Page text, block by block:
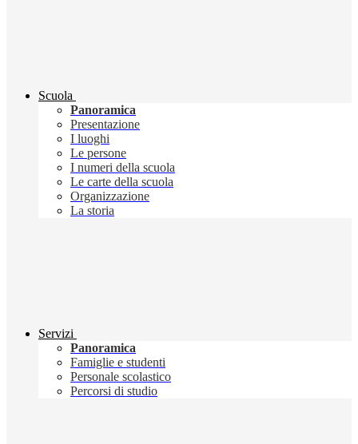
Scuola
Panoramica
Presentazione
I luoghi
Le persone
I numeri della scuola
Le carte della scuola
Organizzazione
La storia
Servizi
Panoramica
Famiglie e studenti
Personale scolastico
Percorsi di studio